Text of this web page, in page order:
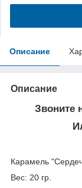
Описание
Описание
Звоните
Карамель
Вес: 20 гр.